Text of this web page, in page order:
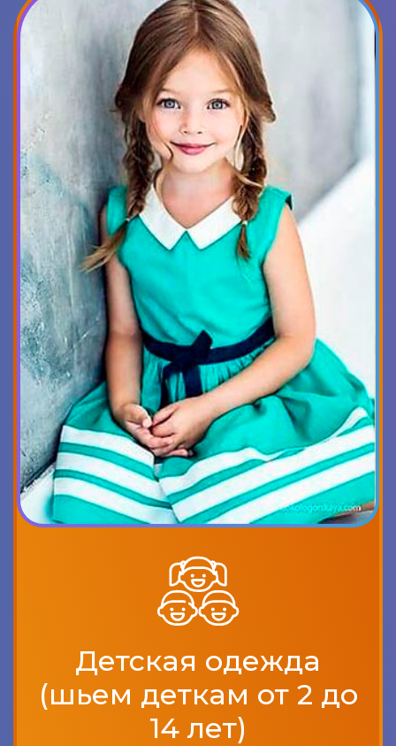
Детская одежда
(шьем деткам от 2 до
14 лет)